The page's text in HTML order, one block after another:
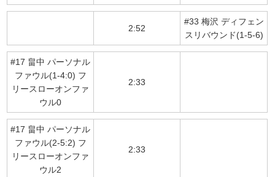
2:52
#33 梅沢 ディフェン
スリバウンド(1-5-6)
#17 畠中 パーソナル
ファウル(1-4:0) フ
リースローオンファ
ウル0
2:33
#17 畠中 パーソナル
ファウル(2-5:2) フ
リースローオンファ
ウル2
2:33